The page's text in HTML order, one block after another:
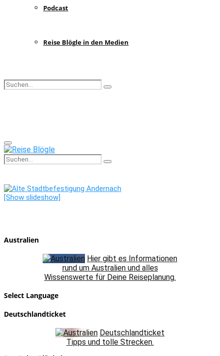
Podcast
Reise Blögle in den Medien
Search
Search
Primary
Menu
Search
for:
Search
[Show slideshow]
Australien
Hier gibt es Informationen
rund um Australien und alles
Wissenswerte für Deine Reiseplanung.
Select Language
Deutschlandticket
Deutschlandticket
Tipps und tolle Strecken.